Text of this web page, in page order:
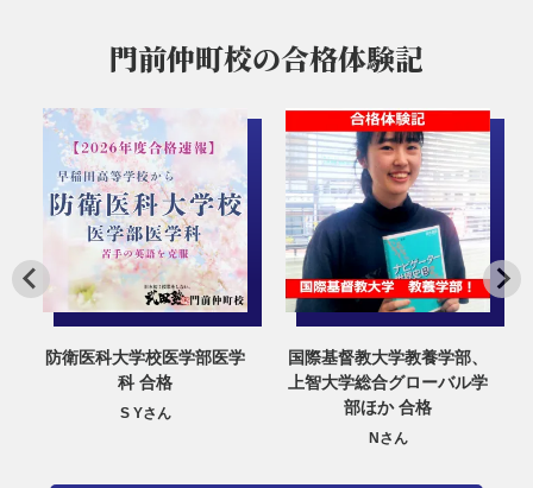
門前仲町校の合格体験記
防衛医科大学校医学部医学
科 合格
S Yさん
国際基督教大学教養学部、
上智大学総合グローバル学
部ほか 合格
Nさん